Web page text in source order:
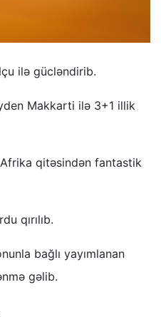
ilə gücləndirib.
Makkarti ilə 3+1 illik
qitəsindən fantastik
qırılıb.
bağlı yayımlanan
gəlib.